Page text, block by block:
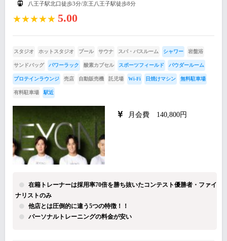
八王子駅北口徒歩3分/京王八王子駅徒歩8分
★★★★★ 5.00
スタジオ ホットスタジオ プール サウナ スパ・バスルーム シャワー 岩盤浴
サンドバッグ パワーラック 酸素カプセル スポーツフィールド パウダールーム
プロテインラウンジ 売店 自動販売機 託児場 Wi-Fi 日焼けマシン 無料駐車場
有料駐車場 駅近
月会費 140,800円
在籍トレーナーは採用率70倍を勝ち抜いたコンテスト優勝者・ファイ
ナリストのみ
他店とは圧倒的に違う5つの特徴！！
パーソナルトレーニングの料金が安い